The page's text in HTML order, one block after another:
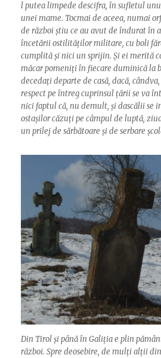
l putea limpede descifra, în sufletul
unei mame. Tocmai de aceea, numai
de război știu ce au avut de îndurat în
încetării ostilităților militare, cu boli
cumplită și nici un sprijin. Și ei merită
măcar pomeniți în fiecare duminică la
decedați departe de casă, dacă,
respect pe întreg cuprinsul țării se va
nici faptul că, nu demult, și dascălii se
ostașilor căzuți pe câmpul de luptă,
un prilej de sărbătoare și de serbare
Din Tirol și până în Galiția e plin
război. Spre deosebire, de mulți alții